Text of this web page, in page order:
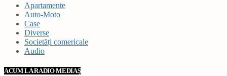
Apartamente
Auto-Moto
Case
Diverse
Societăți comericale
Audio
ACUM LA RADIO MEDIAȘ